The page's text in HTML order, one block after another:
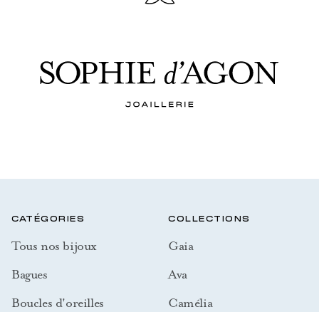
CATÉGORIES
Tous nos bijoux
Bagues
Boucles d'oreilles
COLLECTIONS
Gaia
Ava
Camélia